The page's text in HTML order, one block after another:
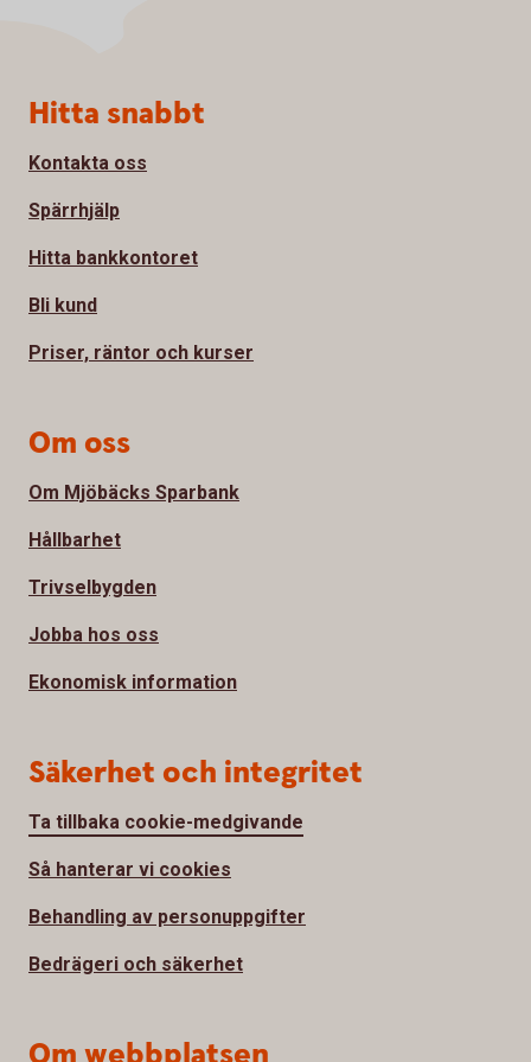
Sidfot
Hitta snabbt
Kontakta oss
Spärrhjälp
Hitta bankkontoret
Bli kund
Priser, räntor och kurser
Om oss
Om Mjöbäcks Sparbank
Hållbarhet
Trivselbygden
Jobba hos oss
Ekonomisk information
Säkerhet och integritet
Ta tillbaka cookie-medgivande
Så hanterar vi cookies
Behandling av personuppgifter
Bedrägeri och säkerhet